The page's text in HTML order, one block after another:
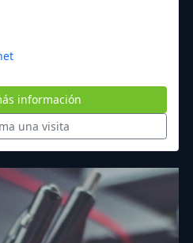
información
una visita